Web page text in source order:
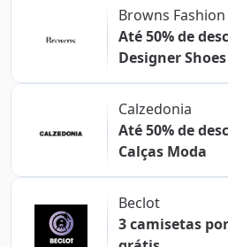
Browns Fashion
Até 50% de
Designer
Calzedonia
Até 50% de
Calças Moda
Beclot
3 camisetas